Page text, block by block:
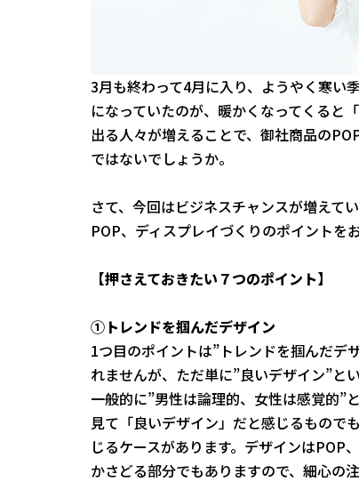
3月も終わって4月に入り、ようやく寒い
になっていたのが、暖かくなってくると
出る人々が増えることで、御社商品の
ではないでしょうか。
さて、今回はビジネスチャンスが増えて
POP、ディスプレイづくりのポイントを
【押さえておきたい７つのポイント】
①トレンドを掴んだデザイン
1つ目のポイントは”トレンドを掴んだデ
れませんが、ただ単に”良いデザイン”と
一般的に”男性は論理的、女性は感覚的”
見て「良いデザイン」だと感じるもので
じるケースがあります。デザインはPOP
かさどる部分でもありますので、細心の